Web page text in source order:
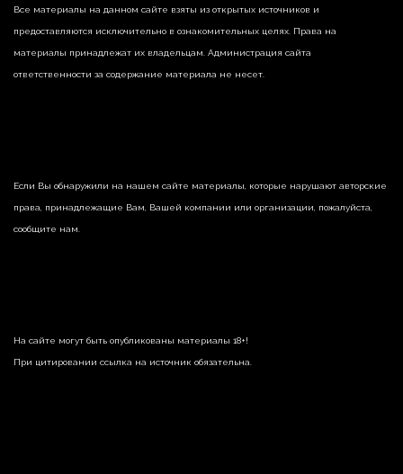
Все материалы на данном сайте взяты из открытых источников и
предоставляются исключительно в ознакомительных целях. Права на
материалы принадлежат их владельцам. Администрация сайта
ответственности за содержание материала не несет.
Если Вы обнаружили на нашем сайте материалы, которые нарушают авторские
права, принадлежащие Вам, Вашей компании или организации, пожалуйста,
сообщите нам.
На сайте могут быть опубликованы материалы 18+!
При цитировании ссылка на источник обязательна.